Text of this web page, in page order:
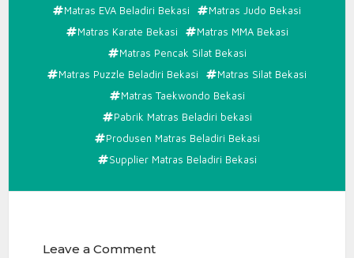
Matras EVA Beladiri Bekasi
Matras Judo Bekasi
Matras Karate Bekasi
Matras MMA Bekasi
Matras Pencak Silat Bekasi
Matras Puzzle Beladiri Bekasi
Matras Silat Bekasi
Matras Taekwondo Bekasi
Pabrik Matras Beladiri bekasi
Produsen Matras Beladiri Bekasi
Supplier Matras Beladiri Bekasi
Leave a Comment